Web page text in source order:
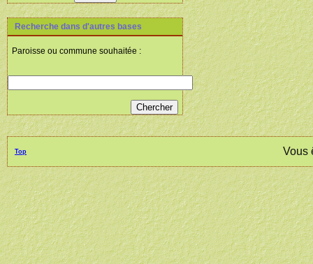
Recherche dans d'autres bases
Paroisse ou commune souhaitée :
Top Vous